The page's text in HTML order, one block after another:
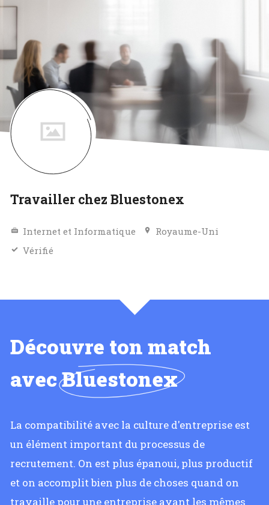
Travailler chez Bluestonex
Internet et Informatique
Royaume-Uni
Vérifié
Découvre ton match
avecBluestonex
La compatibilité avec la culture d'entreprise est
un élément important du processus de
recrutement. On est plus épanoui, plus productif
et on accomplit bien plus de choses quand on
travaille pour une entreprise ayant les mêmes